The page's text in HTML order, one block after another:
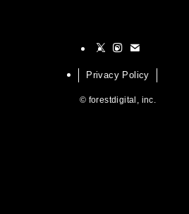
Privacy Policy
© forestdigital, inc.